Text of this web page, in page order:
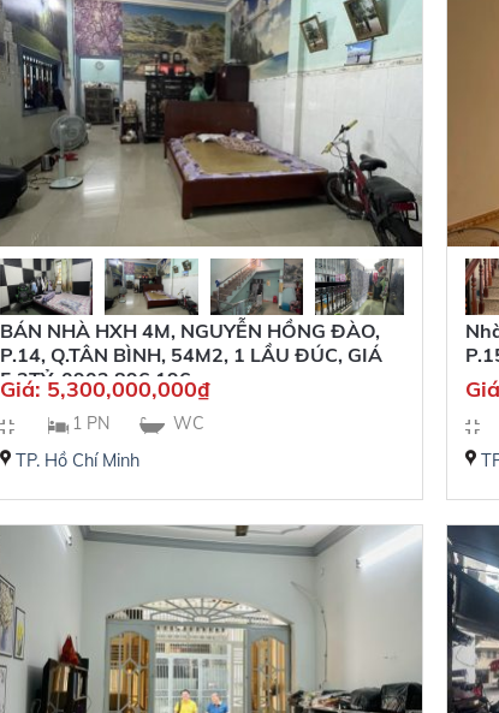
BÁN NHÀ HXH 4M, NGUYỄN HỒNG ĐÀO,
P.14, Q.TÂN BÌNH, 54M2, 1 LẦU ĐÚC, GIÁ
5,3TỶ, 0902 896 196
Giá: 5,300,000,000₫
1 PN
WC
TP. Hồ Chí Minh